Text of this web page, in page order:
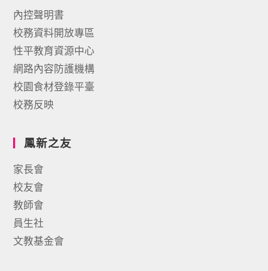
內控聲明書
校務資料開放專區
性平教育資源中心
網路內容防護機構
校園食材登錄平臺
校務反映
鳳新之友
家長會
校友會
教師會
員生社
文教基金會